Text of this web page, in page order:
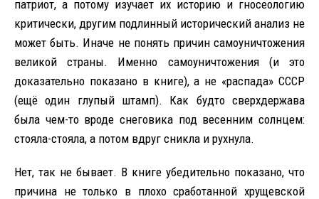
патриот, а потому изучает их историю и гносеологию
критически, другим подлинный исторический анализ не
может быть. Иначе не понять причин самоуничтожения
великой страны. Именно самоуничтожения (и это
доказательно показано в книге), а не «распада» СССР
(ещё один глупый штамп). Как будто сверхдержава
была чем-то вроде снеговика под весенним солнцем:
стояла-стояла, а потом вдруг сникла и рухнула.
Нет, так не бывает. В книге убедительно показано, что
причина не только в плохо сработанной хрущевской